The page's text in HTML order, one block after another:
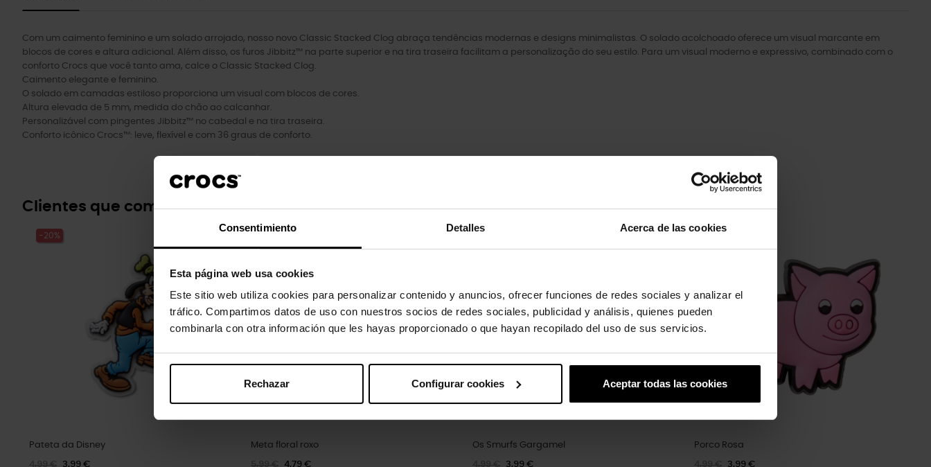
Consentimiento Detalles Acerca de las cookies
Esta página web usa cookies
Este sitio web utiliza cookies para personalizar contenido y anuncios, ofrecer funciones de redes sociales y analizar el
tráfico. Compartimos datos de uso con nuestros socios de redes sociales, publicidad y análisis, quienes pueden
combinarla con otra información que les hayas proporcionado o que hayan recopilado del uso de sus servicios.
Rechazar Configurar cookies Aceptar todas las cookies
Com um caimento feminino e um solado arrojado, nosso novo Classic Stacked Clog abraça tendências modernas e designs minimalistas. O solado acolchoado oferece um visual marcante em
blocos de cores e altura adicional. Além disso, os furos Jibbitz™ na parte superior e na tira traseira facilitam a personalização do seu estilo. Para um visual moderno e expressivo, combinado com o
conforto Crocs que você tanto ama, calce o Classic Stacked Clog.
Caimento elegante e feminino.
O solado em camadas estiloso proporciona um visual com blocos de cores.
Altura elevada de 5 mm, medida do chão ao calcanhar.
Personalizável com pingentes Jibbitz™ no cabedal e na tira traseira.
Conforto icônico Crocs™: leve, flexível e com 36 graus de conforto.
Clientes que compraram este produto também compraram:
-20%
Pateta da Disney
4,99 € 3,99 €
Meta floral roxo
5,99 € 4,79 €
Os Smurfs Gargamel
4,99 € 3,99 €
Porco Rosa
4,99 € 3,99 €